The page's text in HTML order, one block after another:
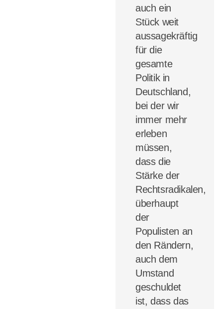
auch ein
Stück weit
aussagekräftig
für die
gesamte
Politik in
Deutschland,
bei der wir
immer mehr
erleben
müssen,
dass die
Stärke der
Rechtsradikalen,
überhaupt
der
Populisten an
den Rändern,
auch dem
Umstand
geschuldet
ist, dass das